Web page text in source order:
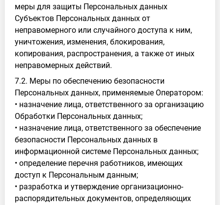
меры для защиты Персональных данных
Субъектов Персональных данных от
неправомерного или случайного доступа к ним,
уничтожения, изменения, блокирования,
копирования, распространения, а также от иных
неправомерных действий.
7.2. Меры по обеспечению безопасности
Персональных данных, применяемые Оператором:
• назначение лица, ответственного за организацию
Обработки Персональных данных;
• назначение лица, ответственного за обеспечение
безопасности Персональных данных в
информационной системе Персональных данных;
• определение перечня работников, имеющих
доступ к Персональным данным;
• разработка и утверждение организационно-
распорядительных документов, определяющих